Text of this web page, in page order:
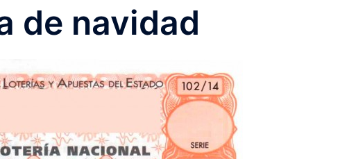
de navidad